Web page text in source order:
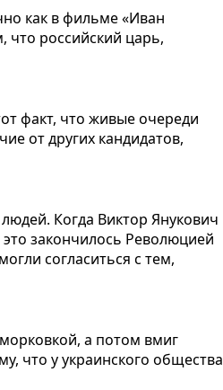
как в фильме «Иван
что российский царь,
факт, что живые очереди
от других кандидатов,
Когда Виктор Янукович
закончилось Революцией
согласиться с тем,
а потом вмиг
что у украинского общества